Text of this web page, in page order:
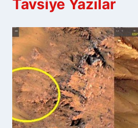
Tavsiye Yazılar